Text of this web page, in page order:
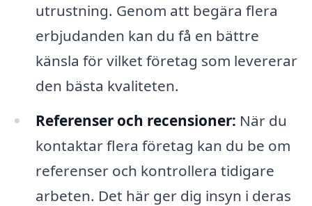
utrustning. Genom att begära flera
erbjudanden kan du få en bättre
känsla för vilket företag som levererar
den bästa kvaliteten.
Referenser och recensioner: När du
kontaktar flera företag kan du be om
referenser och kontrollera tidigare
arbeten. Det här ger dig insyn i deras